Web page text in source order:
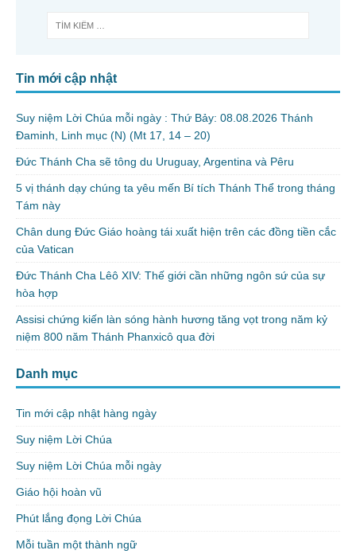
Tin mới cập nhật
Suy niệm Lời Chúa mỗi ngày : Thứ Bảy: 08.08.2026 Thánh
Đaminh, Linh mục (N) (Mt 17, 14 – 20)
Đức Thánh Cha sẽ tông du Uruguay, Argentina và Pêru
5 vị thánh dạy chúng ta yêu mến Bí tích Thánh Thể trong tháng
Tám này
Chân dung Đức Giáo hoàng tái xuất hiện trên các đồng tiền cắc
của Vatican
Đức Thánh Cha Lêô XIV: Thế giới cần những ngôn sứ của sự
hòa hợp
Assisi chứng kiến làn sóng hành hương tăng vọt trong năm kỷ
niệm 800 năm Thánh Phanxicô qua đời
Danh mục
Tin mới cập nhật hàng ngày
Suy niệm Lời Chúa
Suy niệm Lời Chúa mỗi ngày
Giáo hội hoàn vũ
Phút lắng đọng Lời Chúa
Mỗi tuần một thành ngữ